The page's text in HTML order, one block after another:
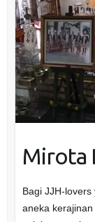
Mirota
Bagi JJH-
aneka